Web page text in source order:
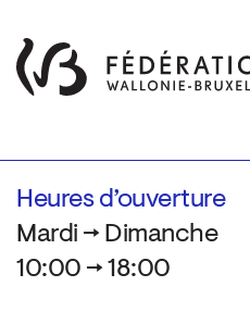
Heures d’ouverture
Mardi → Dimanche
10:00 → 18:00